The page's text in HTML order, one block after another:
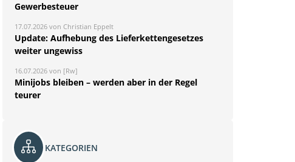
Gewerbesteuer
17.07.2026 von Christian Eppelt
Update: Aufhebung des Lieferkettengesetzes
weiter ungewiss
16.07.2026 von [Rw]
Minijobs bleiben – werden aber in der Regel
teurer
KATEGORIEN